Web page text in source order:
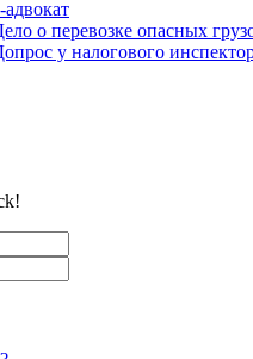
адвокат
о перевозке опасных
у налогового